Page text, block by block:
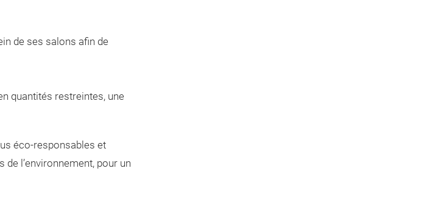
de ses salons afin de
quantités restreintes, une
éco-responsables et
l’environnement, pour un